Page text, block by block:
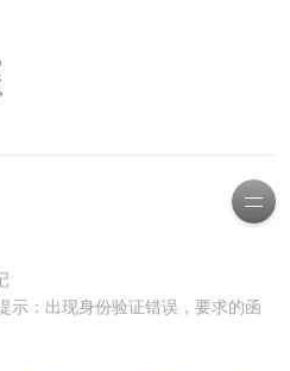
示：出现身份验证错误，要求的函